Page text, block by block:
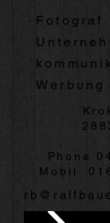
Werbung
Phone
Mobil